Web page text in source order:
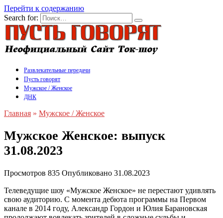
Перейти к содержанию
Search for:
Развлекательные передачи
Пусть говорят
Мужское / Женское
ДНК
Главная » Мужское / Женское
Мужское Женское: выпуск
31.08.2023
Просмотров 835 Опубликовано 31.08.2023
Телеведущие шоу «Мужское Женское» не перестают удивлять
свою аудиторию. С момента дебюта программы на Первом
канале в 2014 году, Александр Гордон и Юлия Барановская